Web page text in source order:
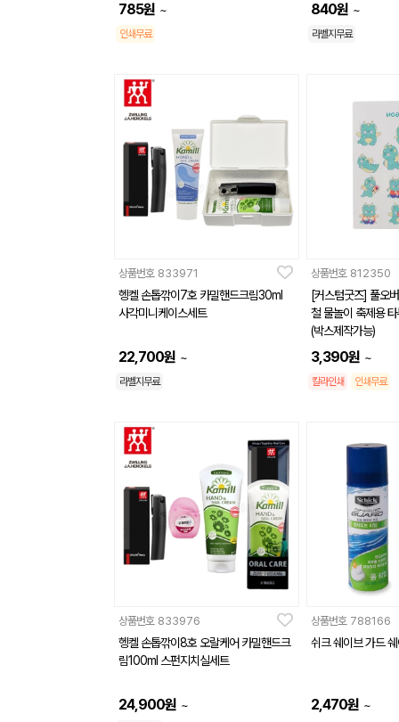
785원 ~
인쇄무료
840원 ~
라벨지무료
상품번호 833971
헹켈 손톱깎이7호 카밀핸드크림30ml
사각미니케이스세트
22,700원 ~
라벨지무료
상품번호 812350
[커스텀굿즈] 풀오
철 물놀이 축제용
(박스제작가능)
3,390원 ~
칼라인쇄 인쇄무료
상품번호 833976
헹켈 손톱깎이8호 오랄케어 카밀핸드크
림100ml 스펀지치실세트
24,900원 ~
상품번호 788166
쉬크 쉐이브 가드
2,470원 ~